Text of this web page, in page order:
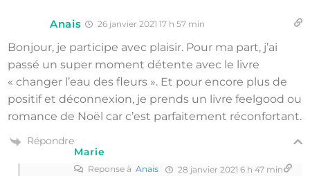
Anais 26 janvier 2021 17 h 57 min
Bonjour, je participe avec plaisir. Pour ma part, j’ai
passé un super moment détente avec le livre
« changer l’eau des fleurs ». Et pour encore plus de
positif et déconnexion, je prends un livre feelgood ou
romance de Noël car c’est parfaitement réconfortant.
Répondre
Marie
Reponse à Anais 28 janvier 2021 6 h 47 min